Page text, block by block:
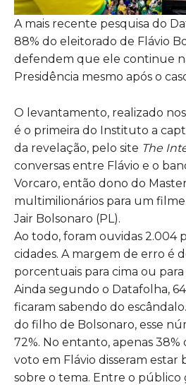
A mais recente pesquisa do
88% do eleitorado de Flávio
defendem que ele continue
Presidência mesmo após o
O levantamento, realizado nos
é o primeira do Instituto a
da revelação, pelo site The
conversas entre Flávio e o
Vorcaro, então dono do
multimilionários para um
Jair Bolsonaro (PL).
Ao todo, foram ouvidas 2.004
cidades. A margem de erro é
porcentuais para cima ou para
Ainda segundo o Datafolha,
ficaram sabendo do
do filho de Bolsonaro, esse
72%. No entanto, apenas
voto em Flávio disseram estar
sobre o tema. Entre o público